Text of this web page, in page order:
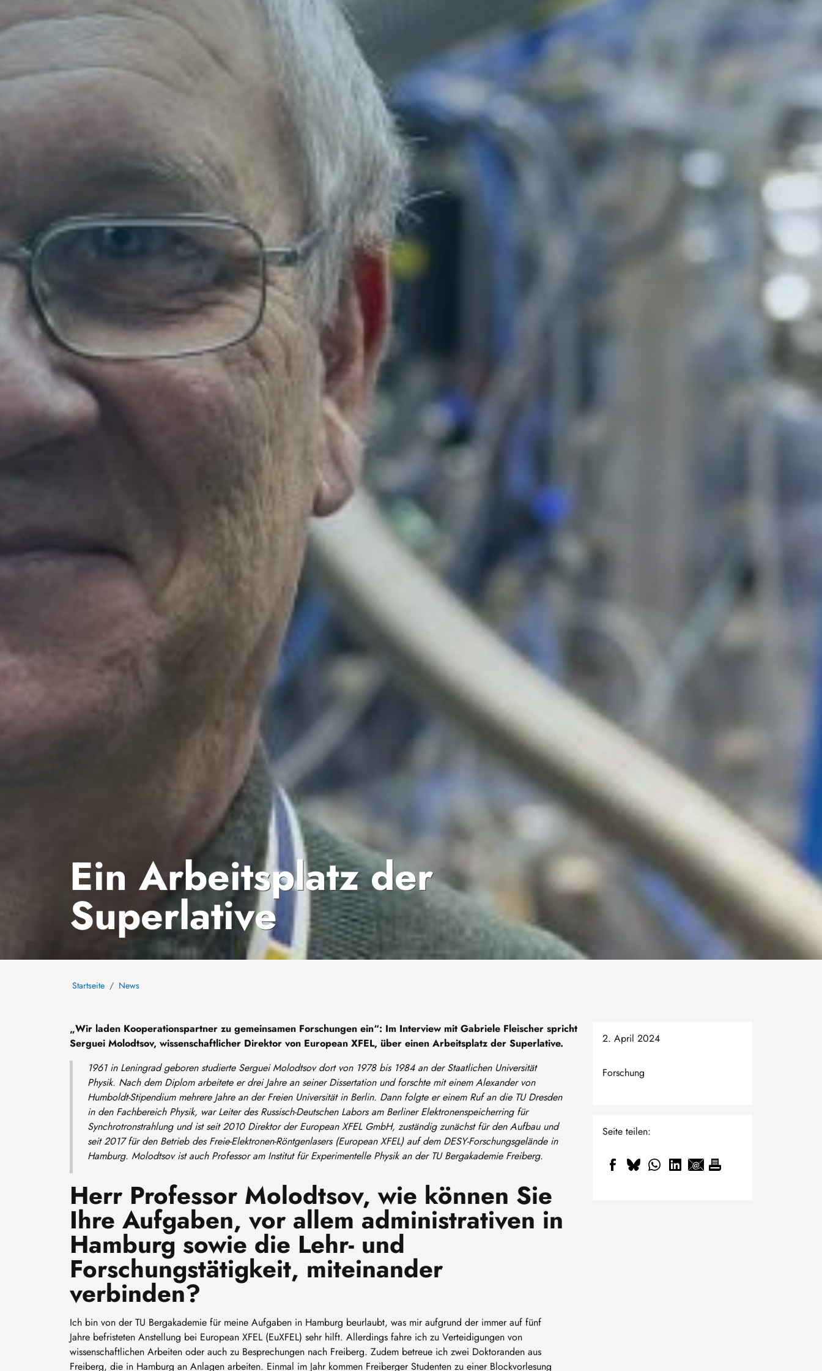
Ein Arbeitsplatz der
Superlative
Startseite News
„Wir laden Kooperationspartner zu gemeinsamen Forschungen ein“: Im Interview mit Gabriele Fleischer spricht
Serguei Molodtsov, wissenschaftlicher Direktor von European XFEL, über einen Arbeitsplatz der Superlative.
1961 in Leningrad geboren studierte Serguei Molodtsov dort von 1978 bis 1984 an der Staatlichen Universität
Physik. Nach dem Diplom arbeitete er drei Jahre an seiner Dissertation und forschte mit einem Alexander von
Humboldt-Stipendium mehrere Jahre an der Freien Universität in Berlin. Dann folgte er einem Ruf an die TU Dresden
in den Fachbereich Physik, war Leiter des Russisch-Deutschen Labors am Berliner Elektronenspeicherring für
Synchrotronstrahlung und ist seit 2010 Direktor der European XFEL GmbH, zuständig zunächst für den Aufbau und
seit 2017 für den Betrieb des Freie-Elektronen-Röntgenlasers (European XFEL) auf dem DESY-Forschungsgelände in
Hamburg. Molodtsov ist auch Professor am Institut für Experimentelle Physik an der TU Bergakademie Freiberg.
Herr Professor Molodtsov, wie können Sie
Ihre Aufgaben, vor allem administrativen in
Hamburg sowie die Lehr- und
Forschungstätigkeit, miteinander
verbinden?
Ich bin von der TU Bergakademie für meine Aufgaben in Hamburg beurlaubt, was mir aufgrund der immer auf fünf
Jahre befristeten Anstellung bei European XFEL (EuXFEL) sehr hilft. Allerdings fahre ich zu Verteidigungen von
wissenschaftlichen Arbeiten oder auch zu Besprechungen nach Freiberg. Zudem betreue ich zwei Doktoranden aus
Freiberg, die in Hamburg an Anlagen arbeiten. Einmal im Jahr kommen Freiberger Studenten zu einer Blockvorlesung
2. April 2024
Forschung
Seite teilen: